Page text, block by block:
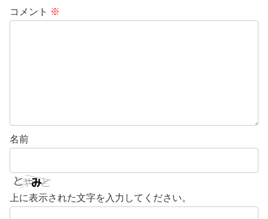
コメント ※
名前
上に表示された文字を入力してください。